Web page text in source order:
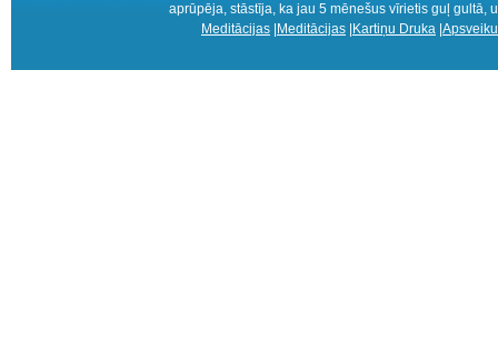
aprūpēja, stāstīja, ka jau 5 mēnešus vīrietis guļ gultā,
Meditācijas Meditācijas Kartiņu Druka